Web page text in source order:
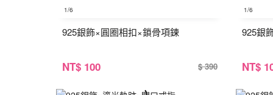
1/6
925銀飾×圓圈相扣×鎖骨項鍊
NT$ 100 $ 390
1/6
925銀
NT$